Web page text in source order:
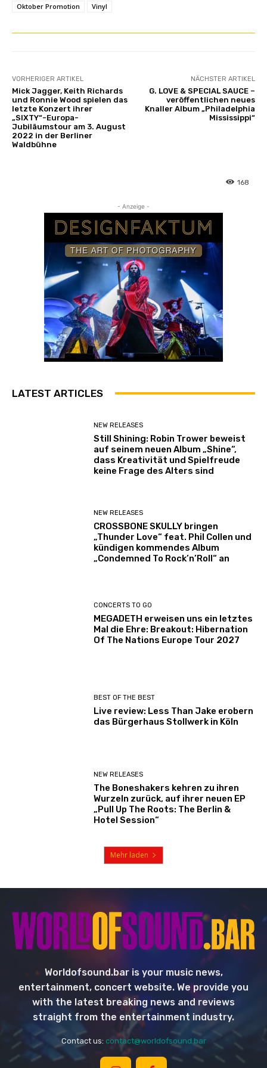
n
Y
o
u
T
u
Oktober Promotion
Vinyl
VORHERIGER ARTIKEL
Mick Jagger, Keith Richards
und Ronnie Wood spielen das
letzte Konzert ihrer
„SIXTY“-Europa-
Jubiläumstour am 3. August
2022 in der Berliner
Waldbühne
NÄCHSTER ARTIKEL
G. LOVE & SPECIAL SAUCE –
veröffentlichen neues
Knaller Album „Philadelphia
Mississippi“
168
- Anzeige -
LATEST ARTICLES
NEW RELEASES
Still Shining: Robin Trower beweist
auf seinem neuen Album „Shine“,
dass Kreativität und Spielfreude
keine Frage des Alters sind
NEW RELEASES
CROSSBONE SKULLY bringen
„Thunder Love“ feat. Phil Collen und
kündigen kommendes Album
„Condemned To Rock’n’Roll“ an
CONCERTS TO GO
MEGADETH erweisen uns ein letztes
Mal die Ehre: Breakout: Hibernation
Of The Nations Europe Tour 2027
BEST OF THE BEST
Live review: Less Than Jake erobern
das Bürgerhaus Stollwerk in Köln
NEW RELEASES
The Boneshakers kehren zu ihren
Wurzeln zurück, auf ihrer neuen EP
„Pull Up The Roots: The Berlin &
Hotel Session“
Mehr laden
Worldofsound.bar is your music news,
entertainment, concert website. We provide you
with the latest breaking news and reviews
straight from the entertainment industry.
Contact us: contact@worldofsound.bar